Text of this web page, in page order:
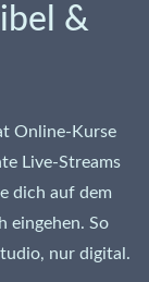
&
Online-Kurse
Live-Streams
dich auf dem
eingehen. So
nur digital.